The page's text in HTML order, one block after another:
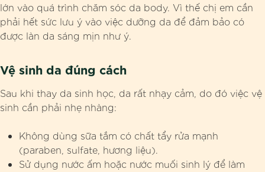
lớn vào quá trình chăm sóc da body. Vì thế chị em cần
phải hết sức lưu ý vào việc dưỡng da để đảm bảo có
được làn da sáng mịn như ý.
Vệ sinh da đúng cách
Sau khi thay da sinh học, da rất nhạy cảm, do đó việc vệ
sinh cần phải nhẹ nhàng:
Không dùng sữa tắm có chất tẩy rửa mạnh
(paraben, sulfate, hương liệu).
Sử dụng nước ấm hoặc nước muối sinh lý để làm